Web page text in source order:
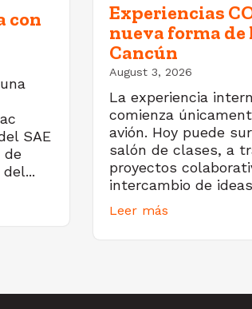
con
SAE
de
Experiencias
nueva forma de
Cancún
August 3, 2026
La experiencia
comienza
avión. Hoy puede
salón de clases, a
proyectos
intercambio de
Leer más